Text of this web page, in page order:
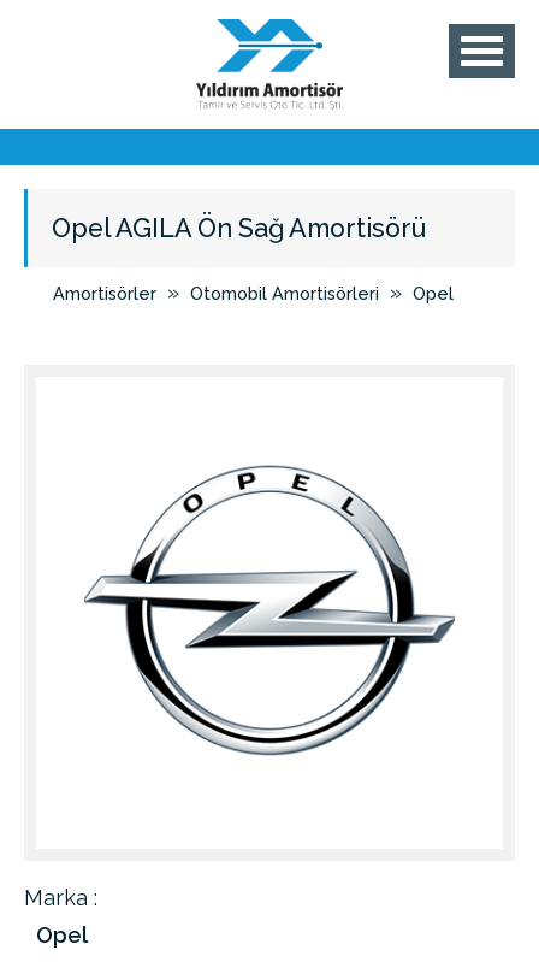
Opel AGILA Ön Sağ Amortisörü
Amortisörler » Otomobil Amortisörleri » Opel
Marka :
Opel